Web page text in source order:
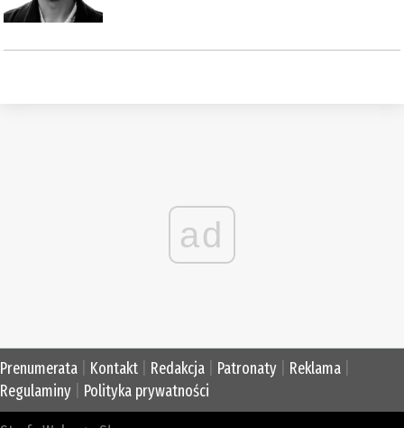
ad
Prenumerata Kontakt Redakcja Patronaty Reklama
Regulaminy
Polityka prywatności